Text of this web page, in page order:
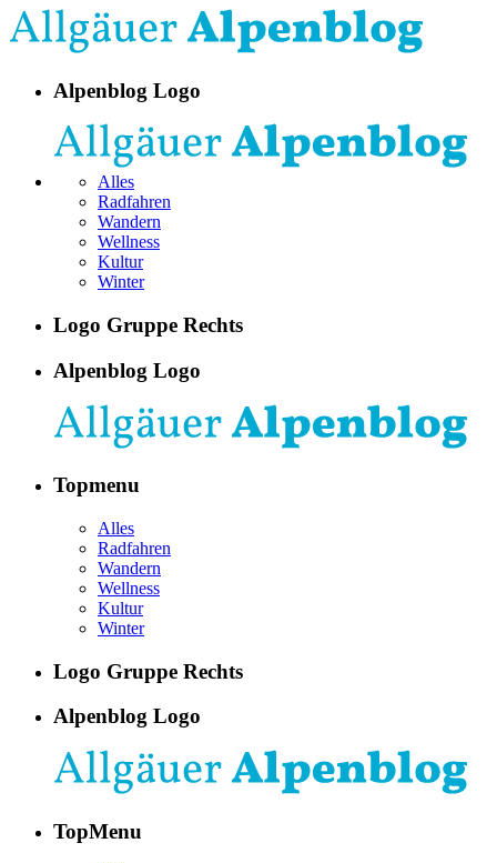
Alpenblog Logo
Alles
Radfahren
Wandern
Wellness
Kultur
Winter
Logo Gruppe Rechts
Alpenblog Logo
Topmenu
Alles
Radfahren
Wandern
Wellness
Kultur
Winter
Logo Gruppe Rechts
Alpenblog Logo
TopMenu